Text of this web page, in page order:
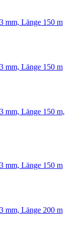
mm, Länge 150 m
mm, Länge 150 m
mm, Länge 150 m,
mm, Länge 150 m
mm, Länge 200 m